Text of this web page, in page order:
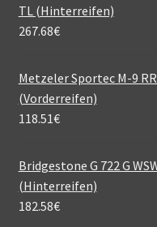
TL (Hinterreifen)
267.68€
Metzeler Sportec M-9
(Vorderreifen)
118.51€
Bridgestone G 722 G
(Hinterreifen)
182.58€